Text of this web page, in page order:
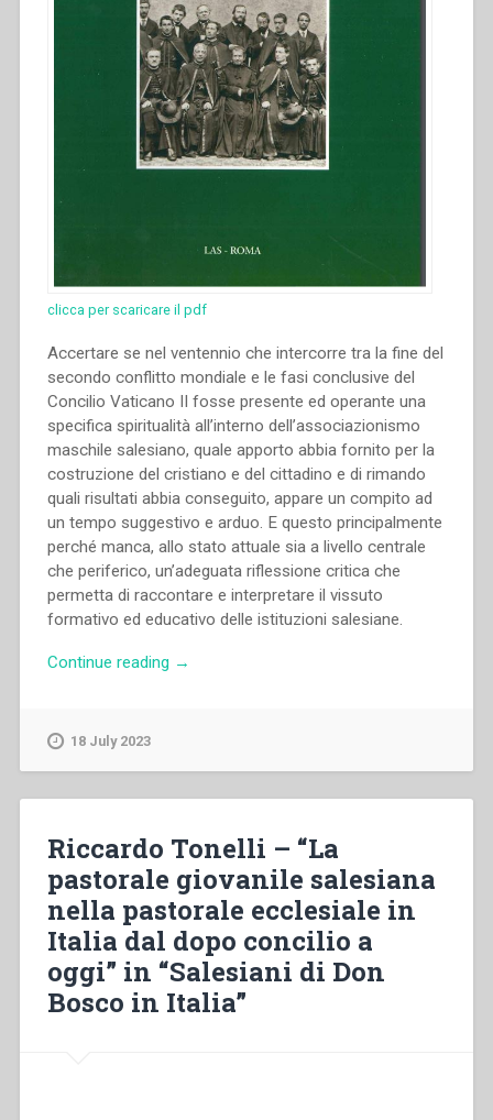
clicca per scaricare il pdf
Accertare se nel ventennio che intercorre tra la fine del
secondo conflitto mondiale e le fasi conclusive del
Concilio Vaticano II fosse presente ed operante una
specifica spiritualità all’interno dell’associazionismo
maschile salesiano, quale apporto abbia fornito per la
costruzione del cristiano e del cittadino e di rimando
quali risultati abbia conseguito, appare un compito ad
un tempo suggestivo e arduo. E questo principalmente
perché manca, allo stato attuale sia a livello centrale
che periferico, un’adeguata riflessione critica che
permetta di raccontare e interpretare il vissuto
formativo ed educativo delle istituzioni salesiane.
Continue reading “Rodolfo
SDB
dal
Secondo
Dopoguerra
al
Concilio
Vaticano
→
18 July 2023
Riccardo Tonelli – “La
pastorale giovanile salesiana
nella pastorale ecclesiale in
Italia dal dopo concilio a
oggi” in “Salesiani di Don
Bosco in Italia”